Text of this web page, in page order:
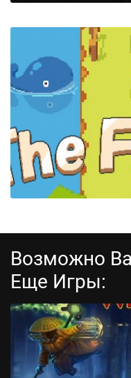
Die
Возможно
Еще Игры: